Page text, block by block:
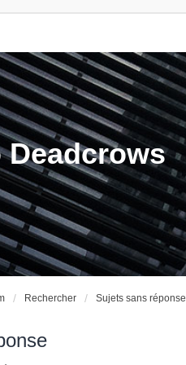
Deadcrows
Rechercher Sujets sans réponse